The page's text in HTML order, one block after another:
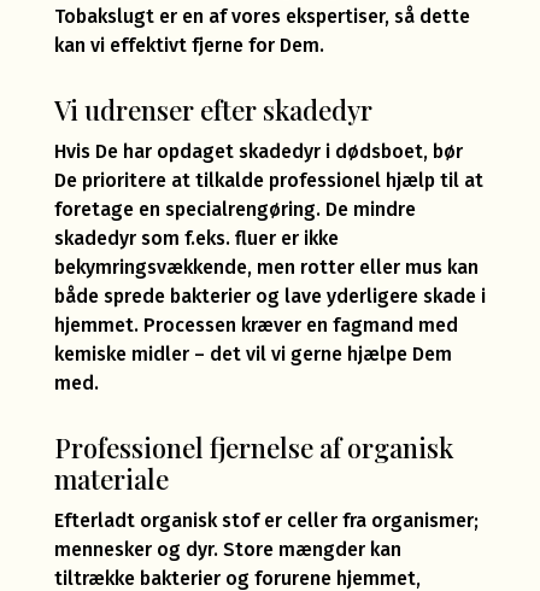
Tobakslugt er en af vores ekspertiser, så dette
kan vi effektivt fjerne for Dem.
Vi udrenser efter skadedyr
Hvis De har opdaget skadedyr i dødsboet, bør
De prioritere at tilkalde professionel hjælp til at
foretage en specialrengøring. De mindre
skadedyr som f.eks. fluer er ikke
bekymringsvækkende, men rotter eller mus kan
både sprede bakterier og lave yderligere skade i
hjemmet. Processen kræver en fagmand med
kemiske midler – det vil vi gerne hjælpe Dem
med.
Professionel fjernelse af organisk
materiale
Efterladt organisk stof er celler fra organismer;
mennesker og dyr. Store mængder kan
tiltrække bakterier og forurene hjemmet,